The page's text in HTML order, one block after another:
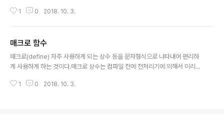
이 좋음 꿀팁!!ㅎㅎ cout
괄호를 이용한 초기화 방법이다 3. Uniformj Intialization1int a{123}; 2,3
문법을 지킨다. 예를 들어 위에서 처럼 데이터타입이 int 일 때 소숫점 숫자 1.2
3456을 넣게되면 ..
1 0 2018. 10. 3.
매크로 함수
매크로(define) 자주 사용하게 되는 상수 등을 문자형식으로 나타내어 편리하
게 사용하게 하는 것이다.매크로 상수는 컴파일 전에 전처리기에 의해서 미리
시 앞부분에 써주면된다.보통 대문자로 많이 정의하며 가독성을 높여주고 유지
1 0 2018. 10. 3.